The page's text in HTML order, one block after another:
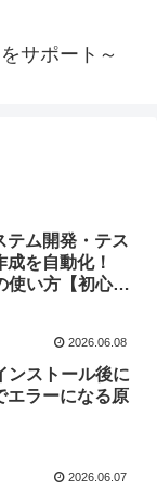
サポート～
テム開発・テス
成を自動化！
い方【初心者
2026.06.08
ストール後に
エラーになる原
2026.06.07